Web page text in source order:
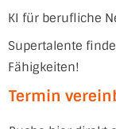
KI für berufliche
Supertalente
Fähigkeiten!
Termin